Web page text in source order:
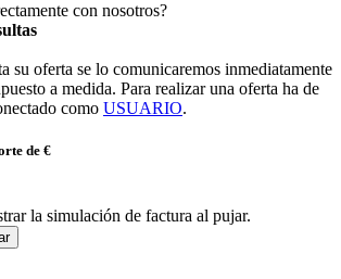
con nosotros?
su oferta se lo comunicaremos inmediatamente
a medida. Para realizar una oferta ha de
como USUARIO.
de €
la simulación de factura al pujar.